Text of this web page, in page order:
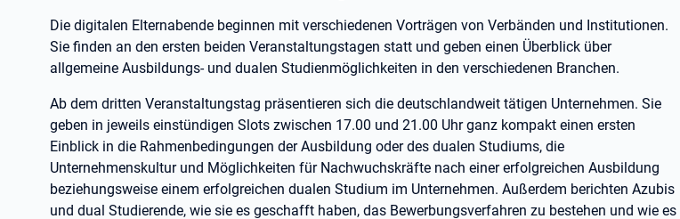
Die digitalen Elternabende beginnen mit verschiedenen Vorträgen von Verbänden und Institutionen.
Sie finden an den ersten beiden Veranstaltungstagen statt und geben einen Überblick über
allgemeine Ausbildungs- und dualen Studienmöglichkeiten in den verschiedenen Branchen.
Ab dem dritten Veranstaltungstag präsentieren sich die deutschlandweit tätigen Unternehmen. Sie
geben in jeweils einstündigen Slots zwischen 17.00 und 21.00 Uhr ganz kompakt einen ersten
Einblick in die Rahmenbedingungen der Ausbildung oder des dualen Studiums, die
Unternehmenskultur und Möglichkeiten für Nachwuchskräfte nach einer erfolgreichen Ausbildung
beziehungsweise einem erfolgreichen dualen Studium im Unternehmen. Außerdem berichten Azubis
und dual Studierende, wie sie es geschafft haben, das Bewerbungsverfahren zu bestehen und wie es